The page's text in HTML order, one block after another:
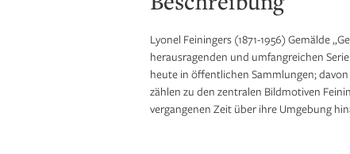
Lyonel Feiningers (1871-1956) Gemälde
herausragenden und umfangreichen
heute in öffentlichen Sammlungen;
zählen zu den zentralen Bildmotiven
vergangenen Zeit über ihre Umgebung